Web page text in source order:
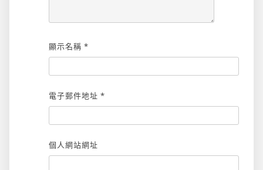
顯示名稱 *
電子郵件地址 *
個人網站網址